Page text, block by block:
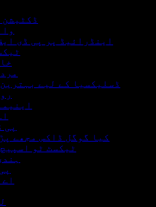
اینڈرائیڈ پر پی ڈی
ڈسلیکسیا کے لیے
پی
کیا گوگل ڈاکس مجھے
ٹیکسٹ ٹو